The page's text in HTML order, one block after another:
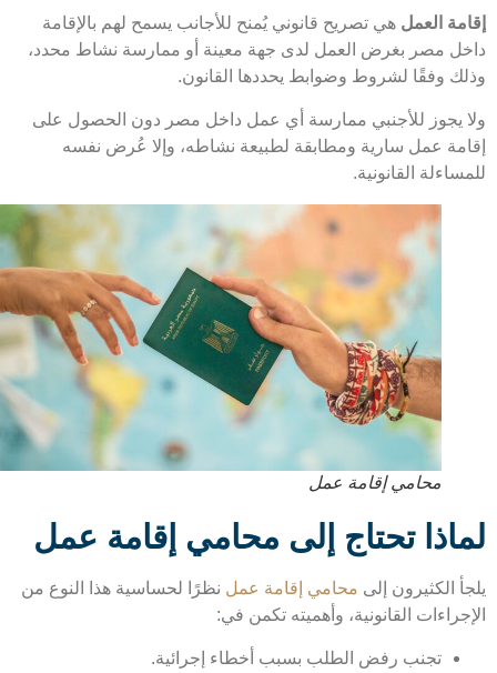
العملهي تصريح قانوني يُمنح للأجانب يسمح لهم بالإقامة
مصر بغرض العمل لدى جهة معينة أو ممارسة نشاط محدد،
وفقًا لشروط وضوابط يحددها القانون.
يجوز للأجنبي ممارسة أي عمل داخل مصر دون الحصول على
عمل سارية ومطابقة لطبيعة نشاطه، وإلا عُرض نفسه
القانونية.
محامي إقامة عمل
تحتاج إلى محامي إقامة عمل
الكثيرون إلى محامي إقامة عمل نظرًا لحساسية هذا النوع من
القانونية، وأهميته تكمن في:
تجنب رفض الطلب بسبب أخطاء إجرائية.